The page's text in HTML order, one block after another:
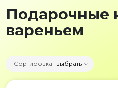
Подарочные
вареньем
Сортировка выбрать